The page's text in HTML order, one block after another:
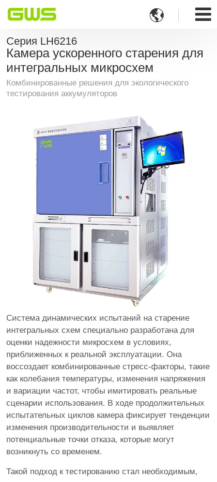

Серия LH6216
Камера ускоренного старения для
интегральных микросхем
Комбинированные решения для экологического
тестирования аккумуляторов
Система динамических испытаний на старение
интегральных схем специально разработана для
оценки надежности микросхем в условиях,
приближенных к реальной эксплуатации. Она
воссоздает комбинированные стресс-факторы, такие
как колебания температуры, изменения напряжения
и вариации частот, чтобы имитировать реальные
сценарии использования. В ходе продолжительных
испытательных циклов камера фиксирует тенденции
изменения производительности и выявляет
потенциальные точки отказа, которые могут
возникнуть со временем.
Такой подход к тестированию стал необходимым,